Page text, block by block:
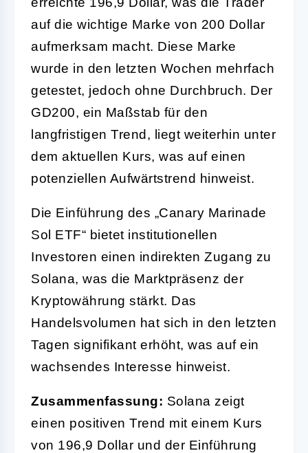
auf die wichtige Marke von 200 Dollar
aufmerksam macht. Diese Marke
wurde in den letzten Wochen mehrfach
getestet, jedoch ohne Durchbruch. Der
GD200, ein Maßstab für den
langfristigen Trend, liegt weiterhin unter
dem aktuellen Kurs, was auf einen
potenziellen Aufwärtstrend hinweist.
Die Einführung des „Canary Marinade
Sol ETF“ bietet institutionellen
Investoren einen indirekten Zugang zu
Solana, was die Marktpräsenz der
Kryptowährung stärkt. Das
Handelsvolumen hat sich in den letzten
Tagen signifikant erhöht, was auf ein
wachsendes Interesse hinweist.
Zusammenfassung: Solana zeigt
einen positiven Trend mit einem Kurs
von 196,9 Dollar und der Einführung